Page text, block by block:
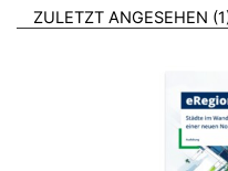
ZULETZT ANGESEHEN 1